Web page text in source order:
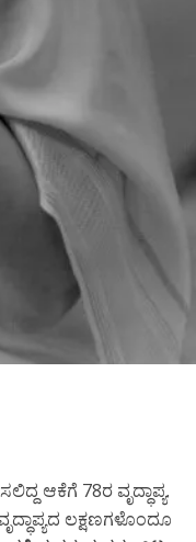
ಆಕೆಗೆ 78ರ ವೃದ್ಧಾಪ್ಯ.
ಲಕ್ಷಣಗಳೊಂದೂ